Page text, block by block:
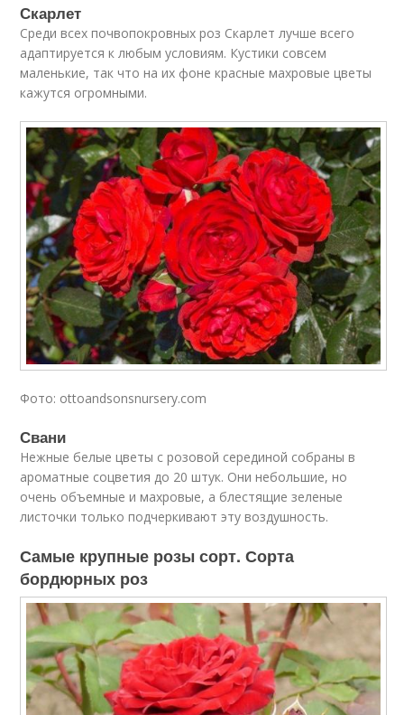
Скарлет
Среди всех почвопокровных роз Скарлет лучше всего
адаптируется к любым условиям. Кустики совсем
маленькие, так что на их фоне красные махровые цветы
кажутся огромными.
Фото: ottoandsonsnursery.com
Свани
Нежные белые цветы с розовой серединой собраны в
ароматные соцветия до 20 штук. Они небольшие, но
очень объемные и махровые, а блестящие зеленые
листочки только подчеркивают эту воздушность.
Самые крупные розы сорт. Сорта
бордюрных роз